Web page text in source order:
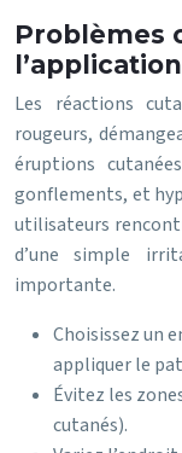
Problèmes
Les réactions
rougeurs,
éruptions
gonflements, et
utilisateurs
d’une simple
importante.
Choisissez un
appliquer le
Évitez les
cutanés).